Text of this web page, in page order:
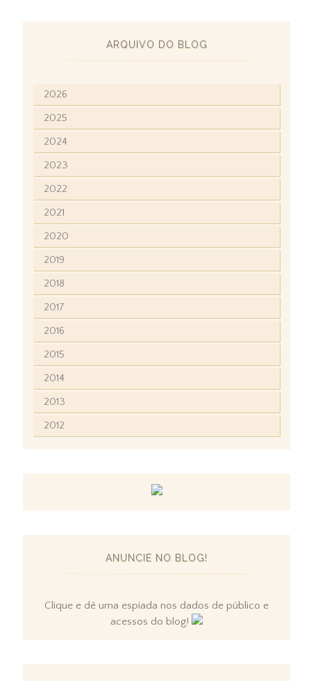
ARQUIVO DO BLOG
2026
2025
2024
2023
2022
2021
2020
2019
2018
2017
2016
2015
2014
2013
2012
ANUNCIE NO BLOG!
Clique e dê uma espiada nos dados de público e
acessos do blog!